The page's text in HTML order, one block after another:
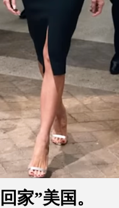
回家”美国。